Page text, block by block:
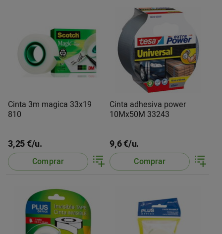
Cinta 3m magica 33x19
810
3,25 €/u.
Comprar
Cinta adhesiva power
10Mx50M 33243
9,6 €/u.
Comprar